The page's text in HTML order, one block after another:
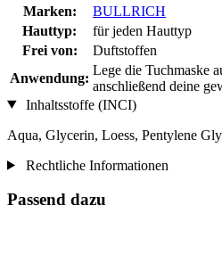
Marken:
BULLRICH
Hauttyp:
für jeden Hauttyp
Frei von:
Duftstoffen
Anwendung:
Lege die Tuchmaske
anschließend deine
Inhaltsstoffe (INCI)
Aqua, Glycerin, Loess, Pentylene
Rechtliche Informationen
Passend dazu